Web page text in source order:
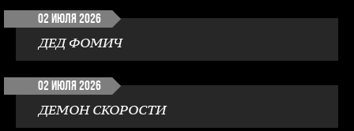
02 июля 2026
ДЕД ФОМИЧ
02 июля 2026
ДЕМОН СКОРОСТИ